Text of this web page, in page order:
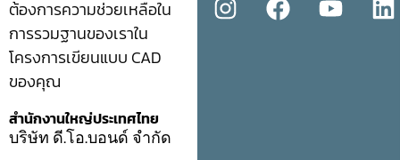
ต้องการความช่วยเหลือใน
การรวมฐานของเราใน
โครงการเขียนแบบ CAD
ของคุณ
สำนักงานใหญ่ประเทศไทย
บริษัท ดี.โอ.บอนด์ จำกัด